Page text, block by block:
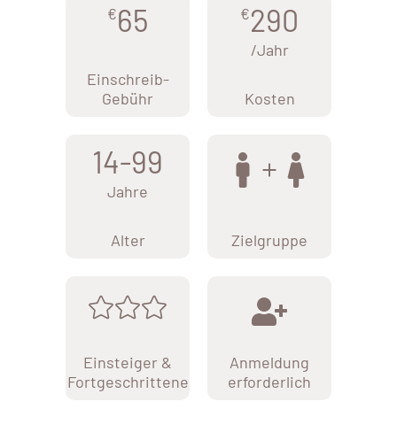
€65
Einschreib-
Gebühr
€290
/Jahr
Kosten
14-99
Jahre
Alter Zielgruppe
Einsteiger &
Fortgeschrittene
Anmeldung
erforderlich